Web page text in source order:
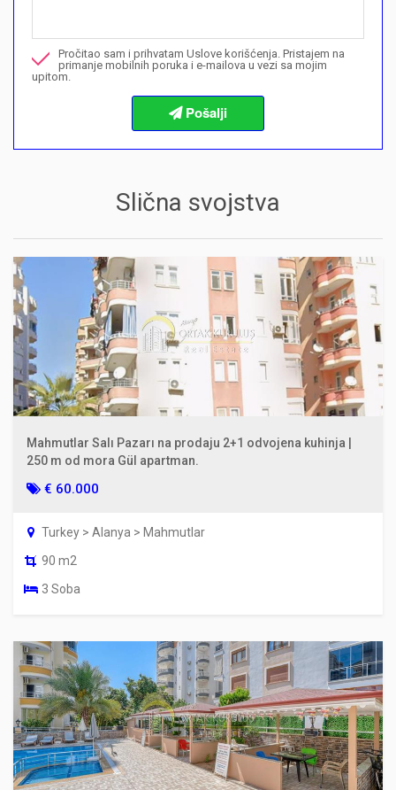
Želim da rezervišem gledanje
Pročitao sam i prihvatam Uslove korišćenja. Pristajem na
primanje mobilnih poruka i e-mailova u vezi sa mojim
upitom.
Slična svojstva
Mahmutlar Salı Pazarı na prodaju 2+1 odvojena kuhinja |
250 m od mora Gül apartman.
€ 60.000
Turkey > Alanya > Mahmutlar
90 m2
3 Soba